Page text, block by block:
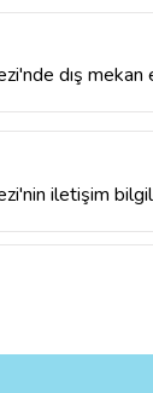
dış
iletişim
ile iletişime